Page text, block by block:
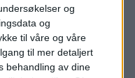
og
og
til våre og våre
til mer detaljert
behandling av dine